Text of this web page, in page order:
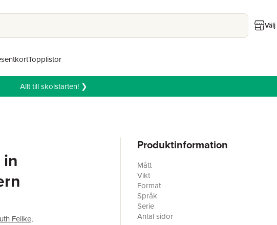
Topplistor
Allt till skolstarten! ❯
Feilke,
Produktinformation
Mått
Vikt
Format
Språk
Serie
Antal sidor